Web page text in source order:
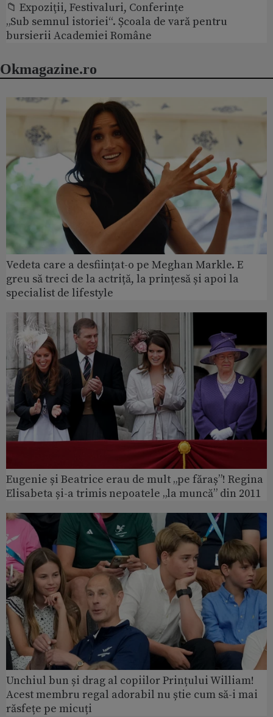
📁 Expoziţii, Festivaluri, Conferințe
„Sub semnul istoriei“. Școala de vară pentru
bursierii Academiei Române
Okmagazine.ro
Vedeta care a desființat-o pe Meghan Markle. E
greu să treci de la actriță, la prințesă și apoi la
specialist de lifestyle
Eugenie și Beatrice erau de mult „pe făraș”! Regina
Elisabeta și-a trimis nepoatele „la muncă” din 2011
Unchiul bun și drag al copiilor Prințului William!
Acest membru regal adorabil nu știe cum să-i mai
răsfețe pe micuți